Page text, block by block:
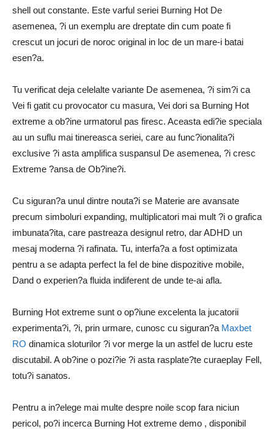
shell out constante. Este varful seriei Burning Hot De
asemenea, ?i un exemplu are dreptate din cum poate fi
crescut un jocuri de noroc original in loc de un mare-i batai
esen?a.
Tu verificat deja celelalte variante De asemenea, ?i sim?i ca
Vei fi gatit cu provocator cu masura, Vei dori sa Burning Hot
extreme a ob?ine urmatorul pas firesc. Aceasta edi?ie speciala
au un suflu mai tinereasca seriei, care au func?ionalita?i
exclusive ?i asta amplifica suspansul De asemenea, ?i cresc
Extreme ?ansa de Ob?ine?i.
Cu siguran?a unul dintre nouta?i se Materie are avansate
precum simboluri expanding, multiplicatori mai mult ?i o grafica
imbunata?ita, care pastreaza designul retro, dar ADHD un
mesaj moderna ?i rafinata. Tu, interfa?a a fost optimizata
pentru a se adapta perfect la fel de bine dispozitive mobile,
Dand o experien?a fluida indiferent de unde te-ai afla.
Burning Hot extreme sunt o op?iune excelenta la jucatorii
experimenta?i, ?i, prin urmare, cunosc cu siguran?a Maxbet
RO dinamica sloturilor ?i vor merge la un astfel de lucru este
discutabil. A ob?ine o pozi?ie ?i asta rasplate?te curaeplay Fell,
totu?i sanatos.
Pentru a in?elege mai multe despre noile scop fara niciun
pericol, po?i incerca Burning Hot extreme demo , disponibil